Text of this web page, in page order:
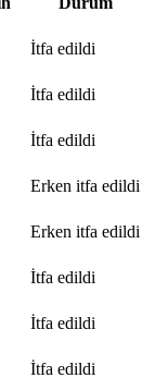
İtfa edildi
İtfa edildi
İtfa edildi
Erken itfa edildi
Erken itfa edildi
İtfa edildi
İtfa edildi
İtfa edildi